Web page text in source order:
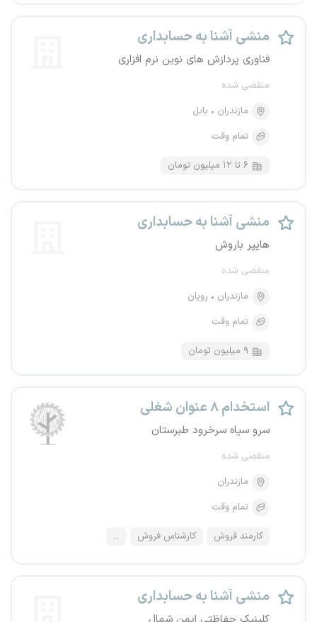
منشی آشنا به حسابداری
فناوری پردازش های نوین نرم افزاری
منقضی شده
مازندران
بابل
تمام وقت
۶ تا ۱۲ میلیون تومان
منشی آشنا به حسابداری
هایپر باروش
منقضی شده
مازندران
رویان
تمام وقت
۹ میلیون تومان
استخدام ۸ عنوان شغلی
سرو سیاه سرخرود طبرستان
منقضی شده
مازندران
تمام وقت
کارمند فروش کارشناس فروش ...
منشی آشنا به حسابداری